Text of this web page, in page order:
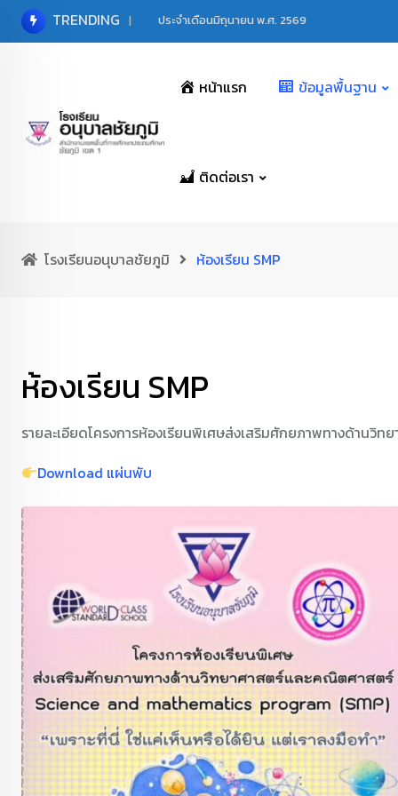
Skip
TRENDING ประจำเดือนมิถุนายน พ.ศ. 2569
หน้าแรก ข้อมูลพื้นฐาน
ติดต่อเรา
โรงเรียนอนุบาลชัยภูมิ ห้องเรียน SMP
ห้องเรียน SMP
รายละเอียดโครงการห้องเรียนพิเศษส่งเสริมศักยภาพทางด้าน
Download แผ่นพับ